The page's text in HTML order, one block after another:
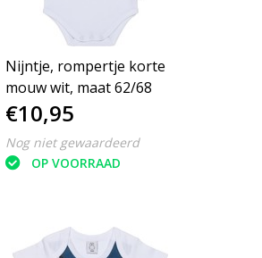
Nijntje, rompertje korte
mouw wit, maat 62/68
€10,95
Nog niet gewaardeerd
OP VOORRAAD